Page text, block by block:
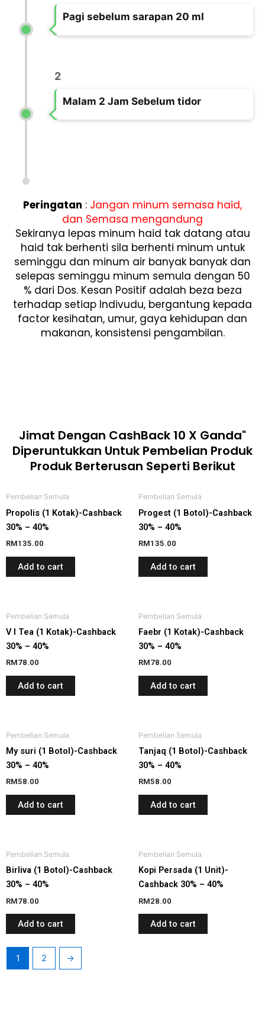
Pagi sebelum sarapan 20 ml
2
Malam 2 Jam Sebelum tidor
Peringatan : Jangan minum semasa haid,
dan Semasa mengandung
Sekiranya lepas minum haid tak datang atau
haid tak berhenti sila berhenti minum untuk
seminggu dan minum air banyak banyak dan
selepas seminggu minum semula dengan 50
% dari Dos. Kesan Positif adalah beza beza
terhadap setiap Indivudu, bergantung kepada
factor kesihatan, umur, gaya kehidupan dan
makanan, konsistensi pengambilan.
Jimat Dengan CashBack 10 X Ganda"
Diperuntukkan Untuk Pembelian Produk
Produk Berterusan Seperti Berikut
Pembelian Semula
Propolis (1 Kotak)-Cashback
30% – 40%
RM135.00
Add to cart
Pembelian Semula
Progest (1 Botol)-Cashback
30% – 40%
RM135.00
Add to cart
Pembelian Semula
V I Tea (1 Kotak)-Cashback
30% – 40%
RM78.00
Add to cart
Pembelian Semula
Faebr (1 Kotak)-Cashback
30% – 40%
RM78.00
Add to cart
Pembelian Semula
My suri (1 Botol)-Cashback
30% – 40%
RM58.00
Add to cart
Pembelian Semula
Tanjaq (1 Botol)-Cashback
30% – 40%
RM58.00
Add to cart
Pembelian Semula
Birliva (1 Botol)-Cashback
30% – 40%
RM78.00
Add to cart
Pembelian Semula
Kopi Persada (1 Unit)-
Cashback 30% – 40%
RM28.00
Add to cart
1 2 →